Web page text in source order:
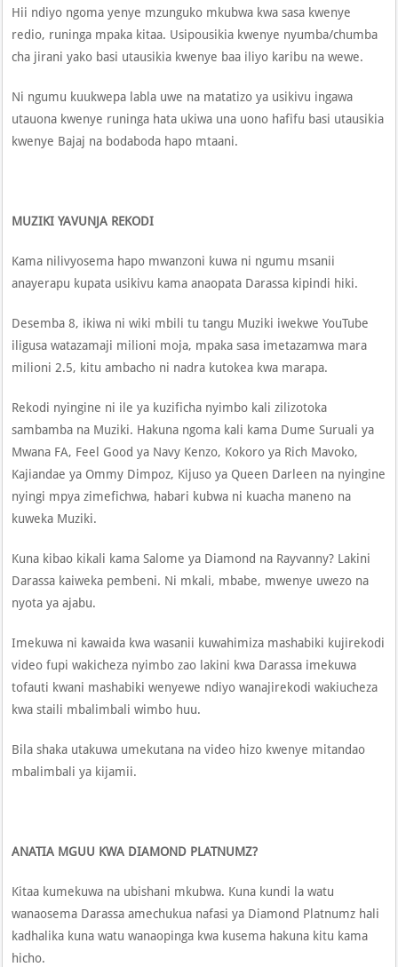
Hii ndiyo ngoma yenye mzunguko mkubwa kwa sasa kwenye
redio, runinga mpaka kitaa. Usipousikia kwenye nyumba/chumba
cha jirani yako basi utausikia kwenye baa iliyo karibu na wewe.
Ni ngumu kuukwepa labla uwe na matatizo ya usikivu ingawa
utauona kwenye runinga hata ukiwa una uono hafifu basi utausikia
kwenye Bajaj na bodaboda hapo mtaani.
MUZIKI YAVUNJA REKODI
Kama nilivyosema hapo mwanzoni kuwa ni ngumu msanii
anayerapu kupata usikivu kama anaopata Darassa kipindi hiki.
Desemba 8, ikiwa ni wiki mbili tu tangu Muziki iwekwe YouTube
iligusa watazamaji milioni moja, mpaka sasa imetazamwa mara
milioni 2.5, kitu ambacho ni nadra kutokea kwa marapa.
Rekodi nyingine ni ile ya kuzificha nyimbo kali zilizotoka
sambamba na Muziki. Hakuna ngoma kali kama Dume Suruali ya
Mwana FA, Feel Good ya Navy Kenzo, Kokoro ya Rich Mavoko,
Kajiandae ya Ommy Dimpoz, Kijuso ya Queen Darleen na nyingine
nyingi mpya zimefichwa, habari kubwa ni kuacha maneno na
kuweka Muziki.
Kuna kibao kikali kama Salome ya Diamond na Rayvanny? Lakini
Darassa kaiweka pembeni. Ni mkali, mbabe, mwenye uwezo na
nyota ya ajabu.
Imekuwa ni kawaida kwa wasanii kuwahimiza mashabiki kujirekodi
video fupi wakicheza nyimbo zao lakini kwa Darassa imekuwa
tofauti kwani mashabiki wenyewe ndiyo wanajirekodi wakiucheza
kwa staili mbalimbali wimbo huu.
Bila shaka utakuwa umekutana na video hizo kwenye mitandao
mbalimbali ya kijamii.
ANATIA MGUU KWA DIAMOND PLATNUMZ?
Kitaa kumekuwa na ubishani mkubwa. Kuna kundi la watu
wanaosema Darassa amechukua nafasi ya Diamond Platnumz hali
kadhalika kuna watu wanaopinga kwa kusema hakuna kitu kama
hicho.